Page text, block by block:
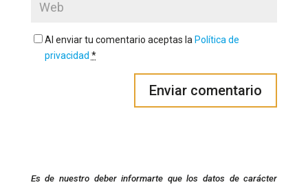
Al enviar tu comentario aceptas la Política de
privacidad *
Es de nuestro deber informarte que los datos de carácter